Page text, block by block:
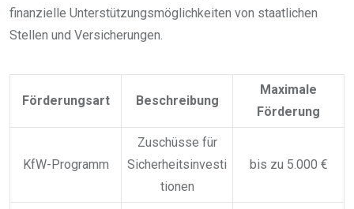
finanzielle Unterstützungsmöglichkeiten von staatlichen
Stellen und Versicherungen.
Förderungsart Beschreibung
Maximale
Förderung
KfW-Programm
Zuschüsse für
Sicherheitsinvesti
tionen
bis zu 5.000 €